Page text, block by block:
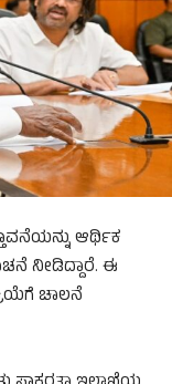
ಆರ್ಥಿಕ
ನೀಡಿದ್ದಾರೆ. ಈ
ಚಾಲನೆ